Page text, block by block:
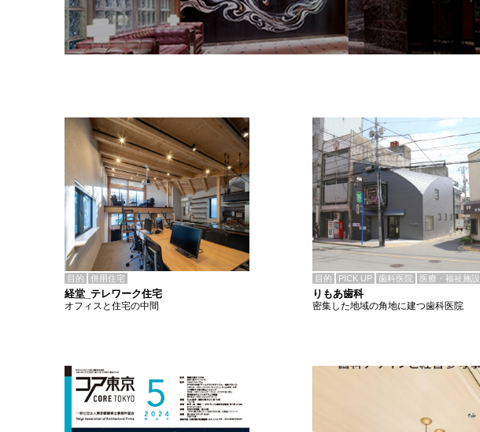
目的 併用住宅
経堂_テレワーク住宅
オフィスと住宅の中間
目的 PICK UP 歯科医院 医療・福祉施設
りもあ歯科
密集した地域の角地に建つ歯科医院